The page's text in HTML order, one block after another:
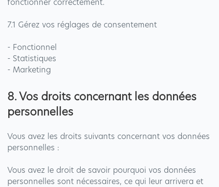
7.1 Gérez vos réglages de consentement
- Fonctionnel
- Statistiques
- Marketing
8. Vos droits concernant les données
personnelles
Vous avez les droits suivants concernant vos données
personnelles :
Vous avez le droit de savoir pourquoi vos données
personnelles sont nécessaires, ce qui leur arrivera et